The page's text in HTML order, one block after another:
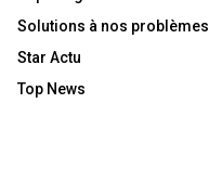
Solutions à nos problèmes
Star Actu
Top News